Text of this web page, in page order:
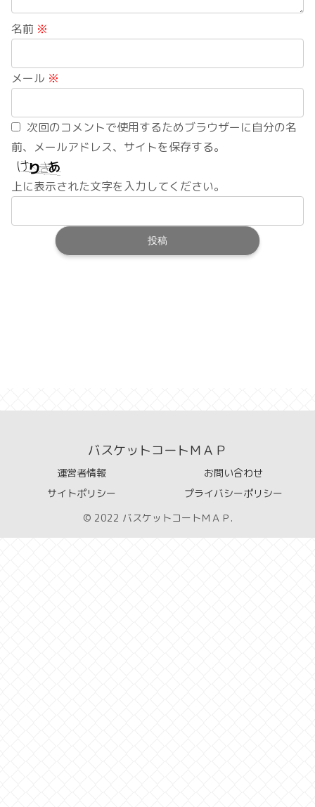
名前 ※
メール ※
次回のコメントで使用するためブラウザーに自分の名
前、メールアドレス、サイトを保存する。
上に表示された文字を入力してください。
バスケットコートＭＡＰ
運営者情報
お問い合わせ
サイトポリシー
プライバシーポリシー
© 2022 バスケットコートＭＡＰ.